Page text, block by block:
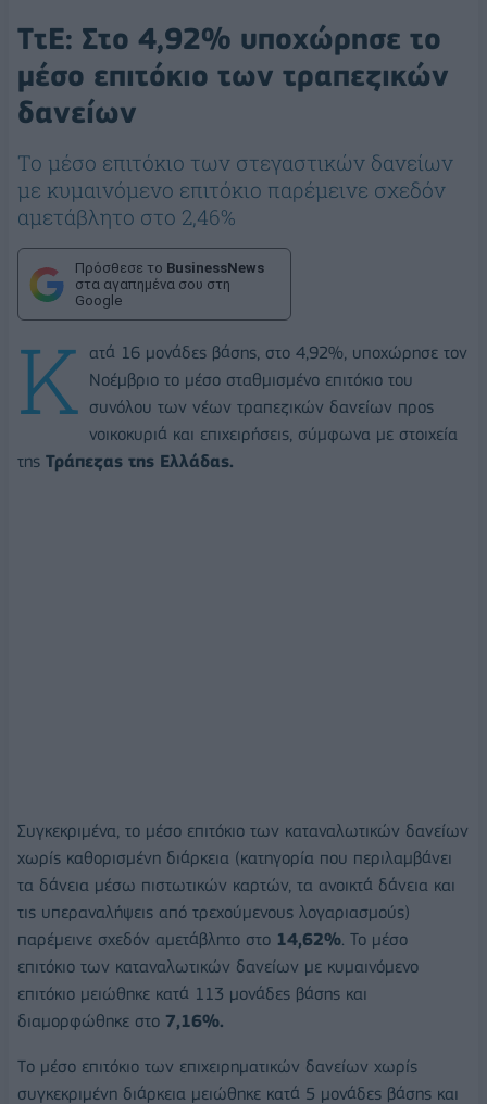
ΤτΕ: Στο 4,92% υποχώρησε το
μέσο επιτόκιο των τραπεζικών
δανείων
Το μέσο επιτόκιο των στεγαστικών δανείων
με κυμαινόμενο επιτόκιο παρέμεινε σχεδόν
αμετάβλητο στο 2,46%
Πρόσθεσε το BusinessNews
στα αγαπημένα σου στη
Google
Κ ατά 16 μονάδες βάσης, στο 4,92%, υποχώρησε τον
Νοέμβριο το μέσο σταθμισμένο επιτόκιο του
συνόλου των νέων τραπεζικών δανείων προς
νοικοκυριά και επιχειρήσεις, σύμφωνα με στοιχεία
της Τράπεζας της Ελλάδας.
Συγκεκριμένα, το μέσο επιτόκιο των καταναλωτικών δανείων
χωρίς καθορισμένη διάρκεια (κατηγορία που περιλαμβάνει
τα δάνεια μέσω πιστωτικών καρτών, τα ανοικτά δάνεια και
τις υπεραναλήψεις από τρεχούμενους λογαριασμούς)
παρέμεινε σχεδόν αμετάβλητο στο 14,62%. Το μέσο
επιτόκιο των καταναλωτικών δανείων με κυμαινόμενο
επιτόκιο μειώθηκε κατά 113 μονάδες βάσης και
διαμορφώθηκε στο 7,16%.
Tο μέσο επιτόκιο των επιχειρηματικών δανείων χωρίς
συγκεκριμένη διάρκεια μειώθηκε κατά 5 μονάδες βάσης και